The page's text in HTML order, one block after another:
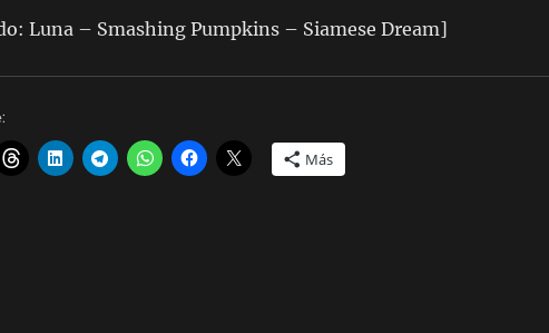
Luna – Smashing Pumpkins – Siamese Dream]
Más